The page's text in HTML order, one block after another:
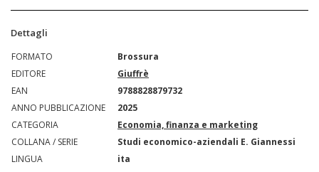
Dettagli
FORMATO
Brossura
EDITORE
Giuffrè
EAN
9788828879732
ANNO PUBBLICAZIONE
2025
CATEGORIA
Economia, finanza e marketing
COLLANA / SERIE
Studi economico-aziendali E. Giannessi
LINGUA
ita